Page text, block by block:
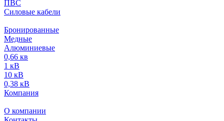
ПВС
Силовые кабели
Бронированные
Медные
Алюминиевые
0,66 кв
1 кВ
10 кВ
0,38 кВ
Компания
О компании